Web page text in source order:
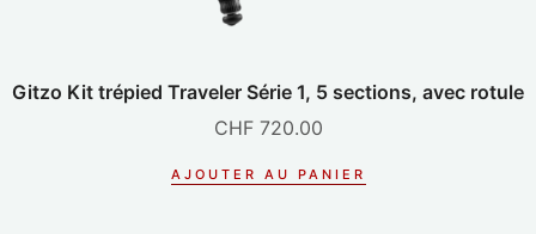
Gitzo Kit trépied Traveler Série 1, 5 sections, avec rotule
CHF720.00
AJOUTER AU PANIER